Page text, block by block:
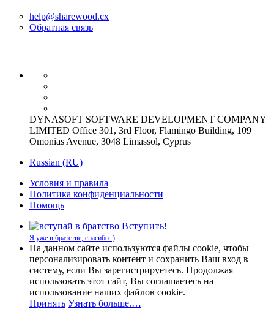
help@sharewood.cx
Обратная связь
DYNASOFT SOFTWARE DEVELOPMENT COMPANY
LIMITED Office 301, 3rd Floor, Flamingo Building, 109
Omonias Avenue, 3048 Limassol, Cyprus
Russian (RU)
Условия и правила
Политика конфиденциальности
Помощь
Вступить!
Я уже в братстве, спасибо :)
На данном сайте используются файлы cookie, чтобы
персонализировать контент и сохранить Ваш вход в
систему, если Вы зарегистрируетесь. Продолжая
использовать этот сайт, Вы соглашаетесь на
использование наших файлов cookie.
Принять Узнать больше.…